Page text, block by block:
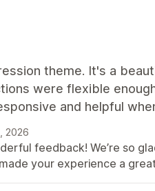
theme. It's a
were flexible
and helpful
2026
feedback! We’re so
your experience a